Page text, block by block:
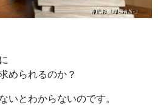
められるのか？
いとわからないのです。